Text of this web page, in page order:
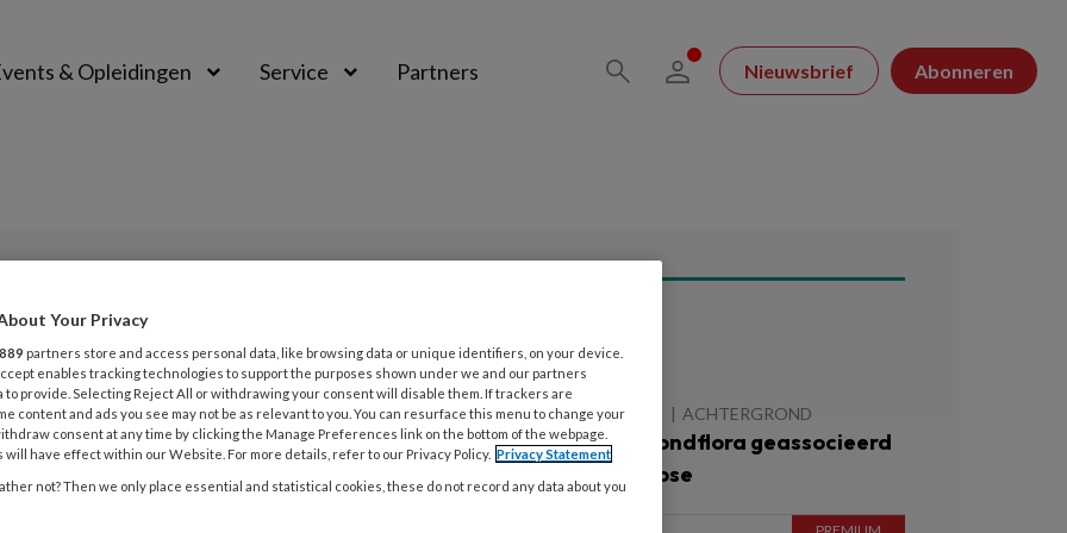
& Opleidingen Service Partners Nieuwsbrief Abonneren
Opslaan Reacties 0 Delen
een testteam van vijf
Lees ook
7 AUGUSTUS 2026 ACHTERGROND
Afwijkende mondflora geassocieerd
met handartrose
Your Privacy
889 partners store and access personal data, like browsing data or unique identifiers, on your device.
enables tracking technologies to support the purposes shown under we and our partners
to provide. Selecting Reject All or withdrawing your consent will disable them. If trackers are
content and ads you see may not be as relevant to you. You can resurface this menu to change your
consent at any time by clicking the Manage Preferences link on the bottom of the webpage.
will have effect within our Website. For more details, refer to our Privacy Policy. Privacy Statement
not? Then we only place essential and statistical cookies, these do not record any data about you